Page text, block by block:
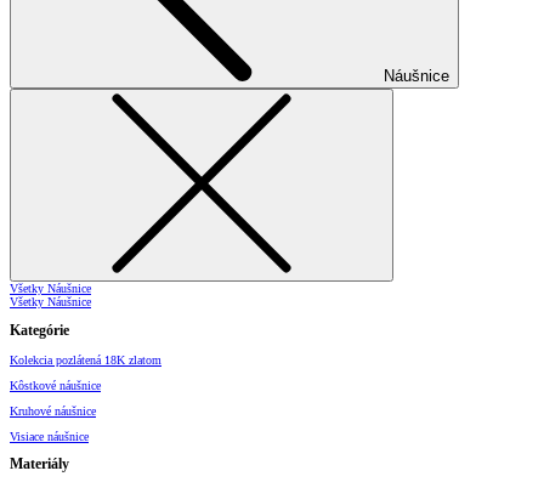
Náušnice
Všetky Náušnice
Všetky Náušnice
Kategórie
Kolekcia pozlátená 18K zlatom
Kôstkové náušnice
Kruhové náušnice
Visiace náušnice
Materiály